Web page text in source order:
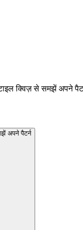
क्विज़ से समझें अपने
अपने पैटर्न